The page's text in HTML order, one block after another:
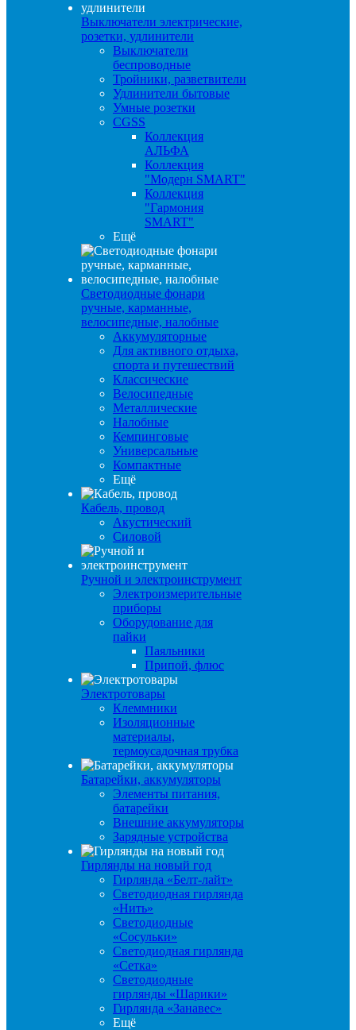
Выключатели электрические,
розетки, удлинители
Выключатели
беспроводные
Тройники, разветвители
Удлинители бытовые
Умные розетки
CGSS
Коллекция
АЛЬФА
Коллекция
"Модерн SMART"
Коллекция
"Гармония
SMART"
Ещё
Светодиодные фонари
ручные, карманные,
велосипедные, налобные
Аккумуляторные
Для активного отдыха,
спорта и путешествий
Классические
Велосипедные
Металлические
Налобные
Кемпинговые
Универсальные
Компактные
Ещё
Кабель, провод
Акустический
Силовой
Ручной и электроинструмент
Электроизмерительные
приборы
Оборудование для
пайки
Паяльники
Припой, флюс
Электротовары
Клеммники
Изоляционные
материалы,
термоусадочная трубка
Батарейки, аккумуляторы
Элементы питания,
батарейки
Внешние аккумуляторы
Зарядные устройства
Гирлянды на новый год
Гирлянда «Белт-лайт»
Светодиодная гирлянда
«Нить»
Светодиодные
«Сосульки»
Светодиодная гирлянда
«Сетка»
Светодиодные
гирлянды «Шарики»
Гирлянда «Занавес»
Ещё